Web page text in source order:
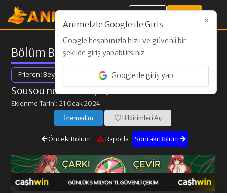
Bölüm Bilgileri
Frieren: Beyond Journey's End
Sousou no Frieren/ 19. Bölüm
Eklenme Tarihi: 21 Ocak 2024
İzlemedim Bildirimleri Aç
Önceki Bölüm Raporla Sonraki Bölüm
×
AnimeIzle Google ile Giriş
Google hesabınızla hızlı ve güvenli bir
şekilde giriş yapabilirsiniz.
Google ile giriş yap